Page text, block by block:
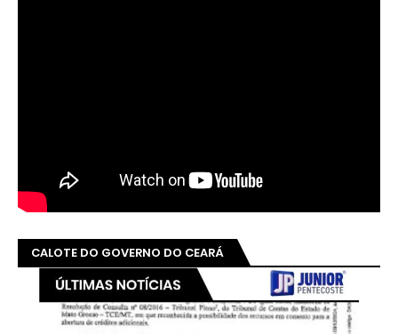
CALOTE DO GOVERNO DO CEARÁ